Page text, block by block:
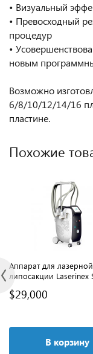
• Визуальный
• Превосходный
процедур
•
новым
Возможно
6/8/10/12/14/16
пластине.
Похожие
Аппарат для лазерной
липосакции Laserinex
$29,000
В корзину